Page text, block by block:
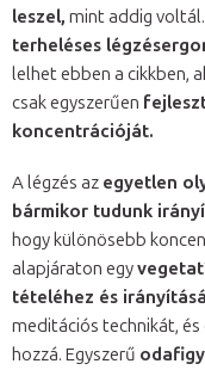
leszel, mint addig
terheléses
lelhet ebben a cikkben,
csak egyszerűen
koncentrációját.
A légzés az egyetlen
bármikor tudunk
hogy különösebb
alapjáraton egy
tételéhez és
meditációs technikát,
hozzá. Egyszerű